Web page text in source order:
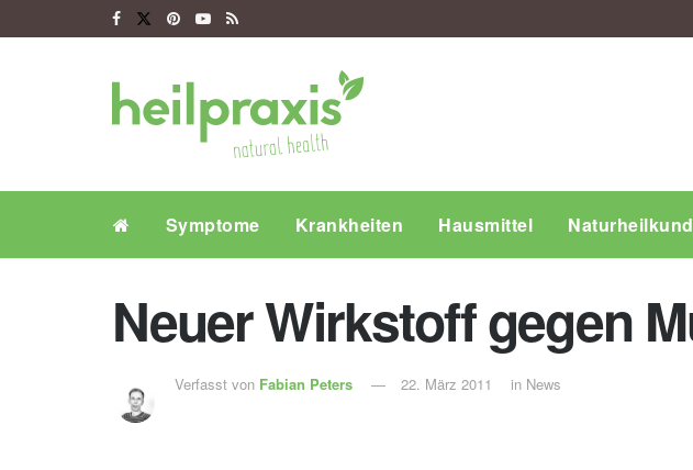
Symptome Krankheiten Hausmittel
Neuer Wirkstoff gegen
Verfasst von Fabian Peters 22. März 2011 in News